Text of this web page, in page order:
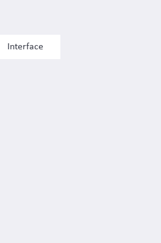
Interface